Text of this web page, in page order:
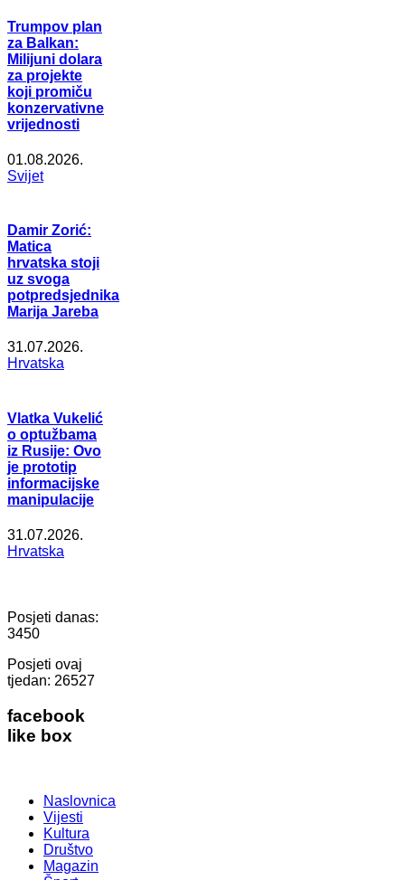
Trumpov plan
za Balkan:
Milijuni dolara
za projekte
koji promiču
konzervativne
vrijednosti
01.08.2026.
Svijet
Damir Zorić:
Matica
hrvatska stoji
uz svoga
potpredsjednika
Marija Jareba
31.07.2026.
Hrvatska
Vlatka Vukelić
o optužbama
iz Rusije: Ovo
je prototip
informacijske
manipulacije
31.07.2026.
Hrvatska
Posjeti danas:
3450
Posjeti ovaj
tjedan: 26527
facebook
like box
Naslovnica
Vijesti
Kultura
Društvo
Magazin